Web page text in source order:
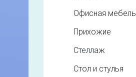
Офисная мебель
Прихожие
Стеллаж
Стол и стулья